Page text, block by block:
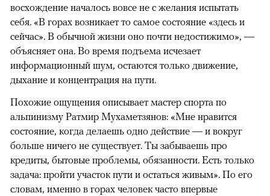
восхождение началось вовсе не с желания испытать
себя. «В горах возникает то самое состояние «здесь и
сейчас». В обычной жизни оно почти недостижимо», —
объясняет она. Во время подъема исчезает
информационный шум, остаются только движение,
дыхание и концентрация на пути.
Похожие ощущения описывает мастер спорта по
альпинизму Ратмир Мухаметзянов: «Мне нравится
состояние, когда делаешь одно действие — и вокруг
больше ничего не существует. Ты забываешь про
кредиты, бытовые проблемы, обязанности. Есть только
задача: пройти участок пути и остаться живым». По его
словам, именно в горах человек часто впервые